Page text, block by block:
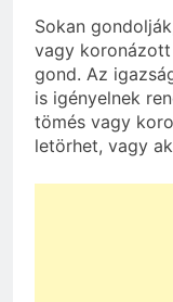
Sokan
vagy
gond. Az
is igényelnek
tömés vagy
letörhet, vagy